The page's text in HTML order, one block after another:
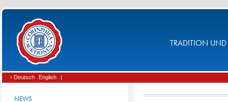
TRADITION UND
› Deutsch English |
NEWS